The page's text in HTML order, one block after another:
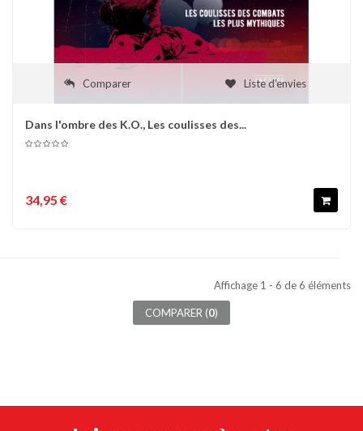
Comparer Liste d'envies
Dans l'ombre des K.O., Les coulisses des...
34,95 €
Affichage 1 - 6 de 6 éléments
COMPARER (0)